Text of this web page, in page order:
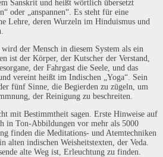
Sanskrit und heißt wörtlich übersetzt
oder „anspannen“. Es steht für eine
Lehre, deren Wurzeln im Hinduismus und
der Mensch in diesem System als ein
ist der Körper, der Kutscher der Verstand,
der Fahrgast die Seele, und das
vereint heißt im Indischen „Yoga“. Sein
fünf Sinne, die Begierden zu zügeln, um
der Reinigung zu beschreiten.
mit Bestimmtheit sagen. Erste Hinweise auf
in Ton-Abbildungen vor mehr als 5000
finden die Meditations- und Atemtechniken
alten indischen Weisheitstexten, der Veda.
alte Weg ist, Erleuchtung zu finden.